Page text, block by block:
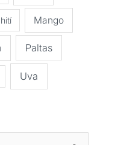
Mango
Paltas
Uva